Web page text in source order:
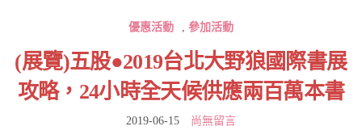
優惠活動 參加活動
(展覽)五股●2019台北大野狼國際書展
攻略，24小時全天候供應兩百萬本書
2019-06-15 尚無留言